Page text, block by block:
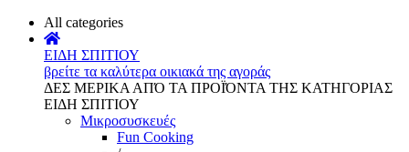
All categories
ΕΙΔΗ ΣΠΙΤΙΟΥ
βρείτε τα καλύτερα οικιακά της αγοράς
ΔΕΣ ΜΕΡΙΚΑ ΑΠΌ ΤΑ ΠΡΟΪΌΝΤΑ ΤΗΣ ΚΑΤΗΓΟΡΙΑΣ
ΕΙΔΗ ΣΠΙΤΙΟΥ
Μικροσυσκευές
Fun Cooking